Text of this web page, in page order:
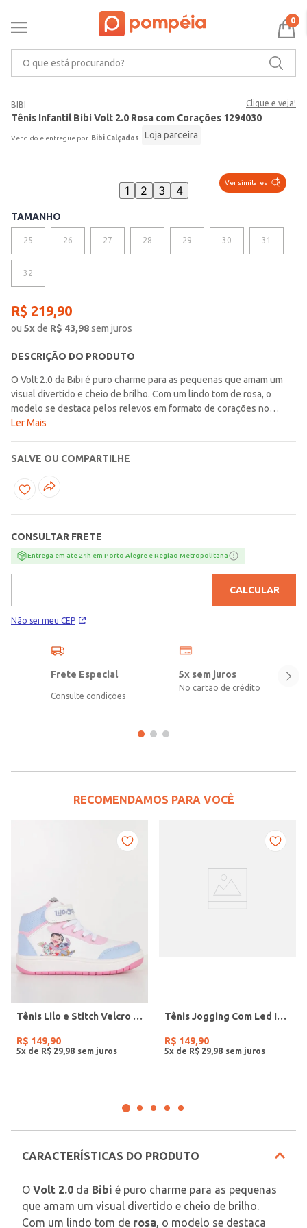
0
BIBI Clique e veja!
Tênis Infantil Bibi Volt 2.0 Rosa com Corações 1294030
Bibi Calçados Loja parceira
Ver similares
1 2 3 4
TAMANHO
25 26 27 28 29 30 31
32
R$ 219,90
ou 5xde R$ 43,98sem juros
DESCRIÇÃO DO PRODUTO
O Volt 2.0 da Bibi é puro charme para as pequenas que amam um
visual divertido e cheio de brilho. Com um lindo tom de rosa, o
modelo se destaca pelos relevos em formato de corações no
cabedal e pelo toque de glitter no solado e na biqueira, trazendo
acompanhar cada passo com conforto e segurança. Seu design
prático facilita o uso, promovendo mais autonomia no dia a dia.
Destaques que apaixonam: Modelo com calce fácil, ideal para mais
na biqueira, adicionando brilho e estilo; Solado com tecnologia
BPLUS, leve e estável, que absorve impactos ao caminhar; Palmilha
Fisioflex, que simula a sensação de andar descalço e auxilia no
busca um calçado infantil feminino confortável, estiloso e cheio de
encanto, perfeito para acompanhar as pequenas com leveza,
segurança e muito brilho.
Ler Mais
SALVE OU COMPARTILHE
CONSULTAR FRETE
Entrega em ate 24h em Porto Alegre e Regiao Metropolitana
Não sei meu CEP
CALCULAR
Frete Especial
Consulte condições
5x sem juros
No cartão de crédito
RECOMENDAMOS PARA VOCÊ
Tênis Lilo e Stitch Velcro Infantil Para Menina - BRANCO/ROSA CLARO/AZUL CLARO
R$ 149,90
5x de R$ 29 98
Tênis Jogging Com Led Infantil Para Menina- PINK/ROSA
R$ 149,90
5x de R$ 29 98
CARACTERÍSTICAS DO PRODUTO
O Volt 2.0 da Bibi é puro charme para as pequenas
que amam um visual divertido e cheio de brilho.
Com um lindo tom de rosa , o modelo se destaca